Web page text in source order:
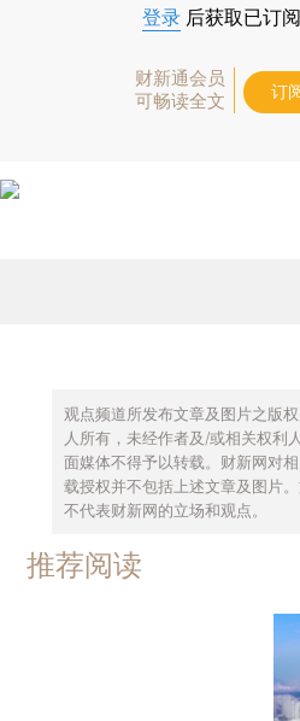
登录 后获取已订
财新通会员
可畅读全文
订
观点频道所发布文章及图片之版
人所有，未经作者及/或相关权利
面媒体不得予以转载。财新网对
载授权并不包括上述文章及图片
不代表财新网的立场和观点。
推荐阅读